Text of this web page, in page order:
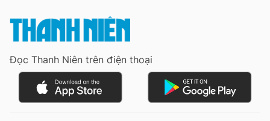
Phó tổng biên tập: Trần Việt Hưng
Tổng thư ký tòa soạn: Đức Trung
Giấy phép xuất bản số 110/GP - BTTTT cấp ngày 24.3.2020
© 2003-2026 Bản quyền thuộc về Báo Thanh Niên. Cấm sao chép
dưới mọi hình thức nếu không có sự chấp thuận bằng văn bản.
Phát triển bởi ePi Technologies, JSC.
Đọc Thanh Niên trên điện thoại